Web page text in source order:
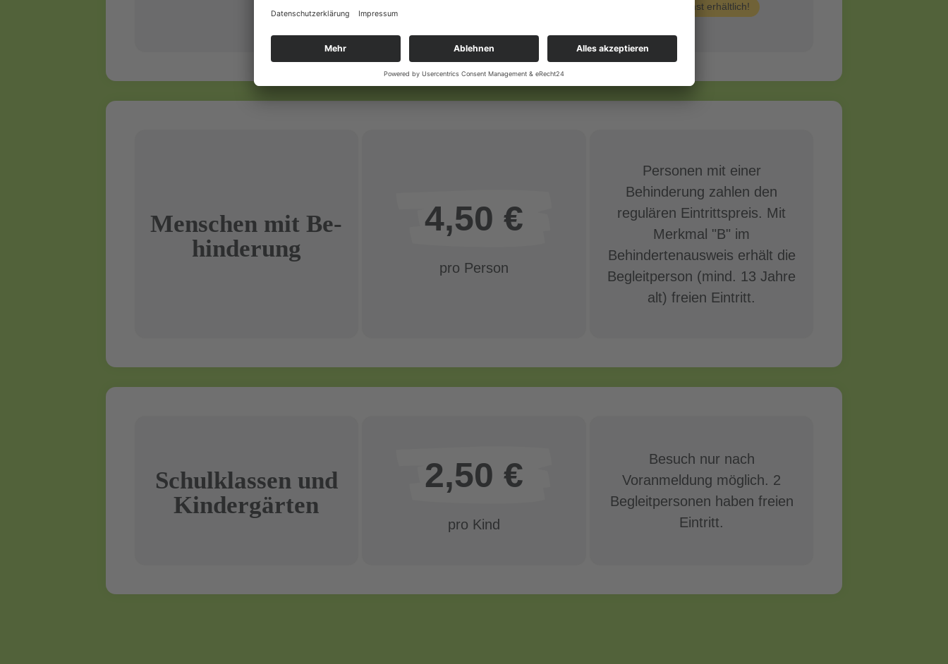
Geburtstagskinder haben freien Eintritt.
Demnächst erhältlich!
Menschen mit Be­
hin­de­rung
4,50 €
pro Person
Personen mit einer
Behinderung zahlen den
regulären Eintrittspreis. Mit
Merkmal "B" im
Behindertenausweis erhält die
Begleitperson (mind. 13 Jahre
alt) freien Eintritt.
Schul­­klassen und
Kinder­­gärten
2,50 €
pro Kind
Besuch nur nach
Voranmeldung möglich. 2
Begleitpersonen haben freien
Eintritt.